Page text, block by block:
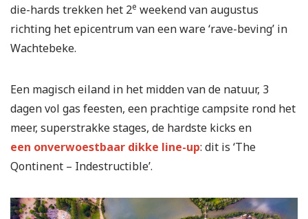
die-hards trekken het 2e weekend van augustus
richting het epicentrum van een ware ‘rave-beving’ in
Wachtebeke.
Een magisch eiland in het midden van de natuur, 3
dagen vol gas feesten, een prachtige campsite rond het
meer, superstrakke stages, de hardste kicks en
een onverwoestbaar dikke line-up: dit is ‘The
Qontinent – Indestructible’.